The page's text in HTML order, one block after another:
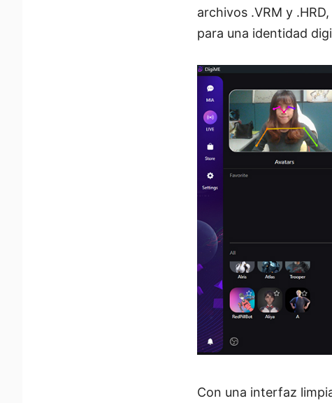
archivos .VRM y
para una identidad
Con una interfaz